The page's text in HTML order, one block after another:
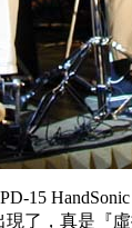
15
了，真是『